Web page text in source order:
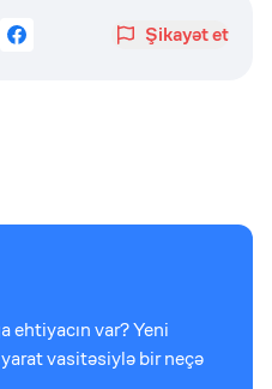
Şikayət et
ehtiyacın var? Yeni
vasitəsiylə bir neçə